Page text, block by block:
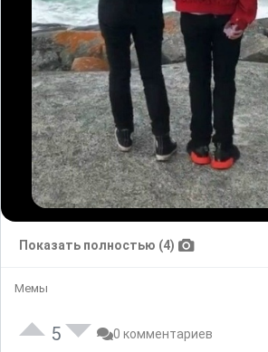
Показать полностью (4)
Мемы
5 0 комментариев